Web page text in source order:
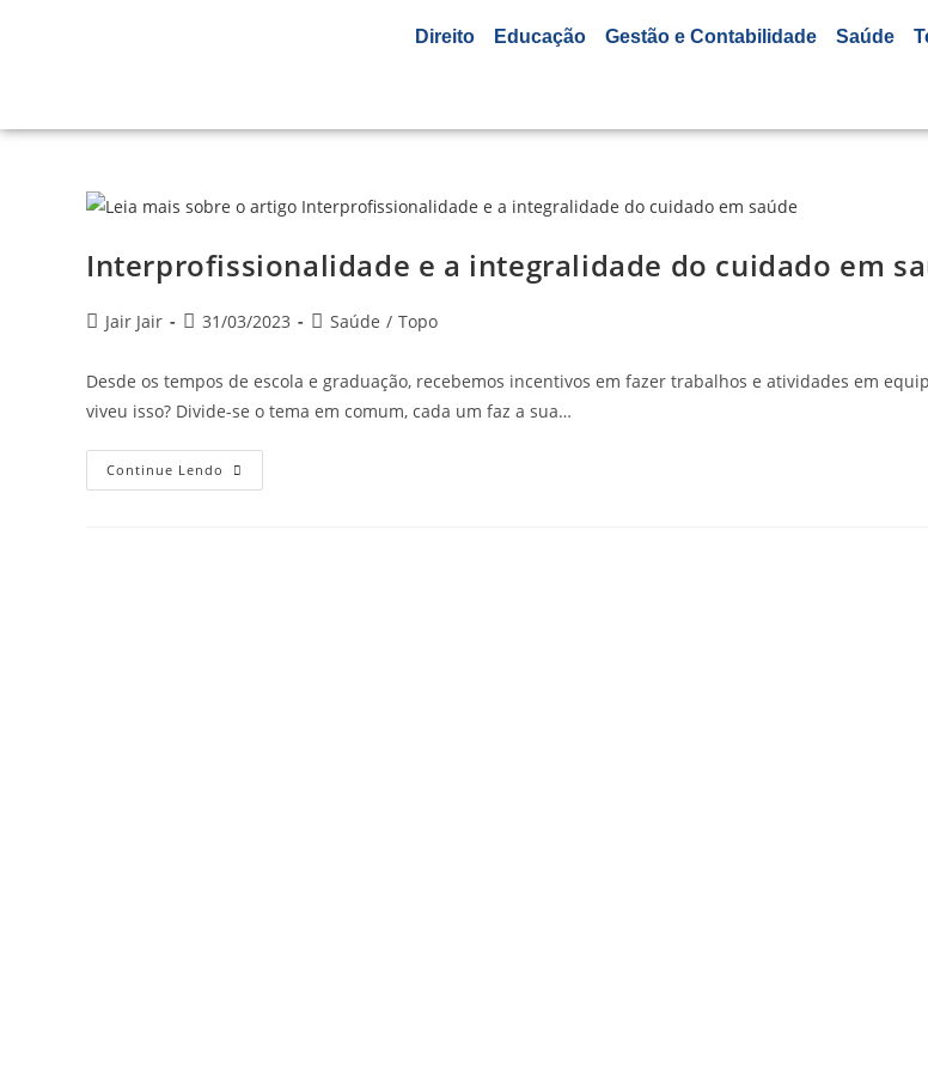
Direito Educação Gestão e Contabilidade Saúde
Interprofissionalidade e a integralidade do cuidado em
Jair Jair 31/03/2023 Saúde / Topo
Desde os tempos de escola e graduação, recebemos incentivos em fazer trabalhos e atividades em
viveu isso? Divide-se o tema em comum, cada um faz a sua…
Continue Lendo